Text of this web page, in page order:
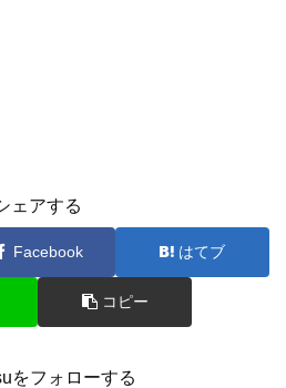
ェアする
Facebook はてブ
コピー
をフォローする